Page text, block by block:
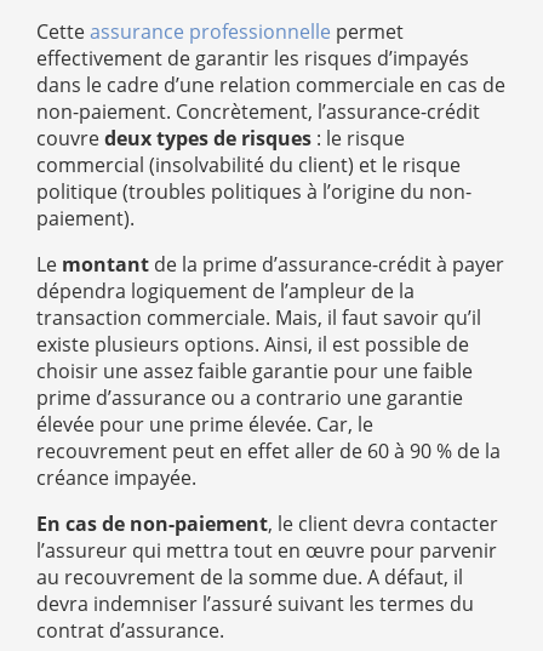
Cetteassurance professionnelle permet
effectivement de garantir les risques d’impayés
dans le cadre d’une relation commerciale en cas de
non-paiement. Concrètement, l’assurance-crédit
couvredeux types de risques : le risque
commercial (insolvabilité du client) et le risque
politique (troubles politiques à l’origine du non-
paiement).
Le montant de la prime d’assurance-crédit à payer
dépendra logiquement de l’ampleur de la
transaction commerciale. Mais, il faut savoir qu’il
existe plusieurs options. Ainsi, il est possible de
choisir une assez faible garantie pour une faible
prime d’assurance ou a contrario une garantie
élevée pour une prime élevée. Car, le
recouvrement peut en effet aller de 60 à 90 % de la
créance impayée.
En cas de non-paiement, le client devra contacter
l’assureur qui mettra tout en œuvre pour parvenir
au recouvrement de la somme due. A défaut, il
devra indemniser l’assuré suivant les termes du
contrat d’assurance.